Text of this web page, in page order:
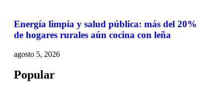
Energía limpia y salud pública: más del 20%
de hogares rurales aún cocina con leña
agosto 5, 2026
Popular